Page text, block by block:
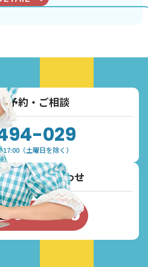
予約・ご相談
029
（土曜日を除く）
約・お問い合わせ
わせフォーム